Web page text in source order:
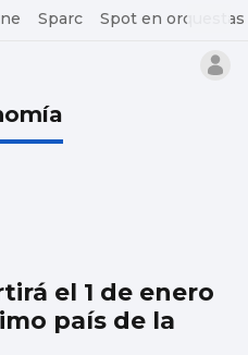
Sparc Spot en orquestas
el 1 de enero
país de la